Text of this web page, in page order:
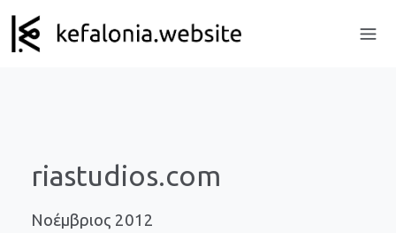
riastudios.com
Νοέμβριος 2012